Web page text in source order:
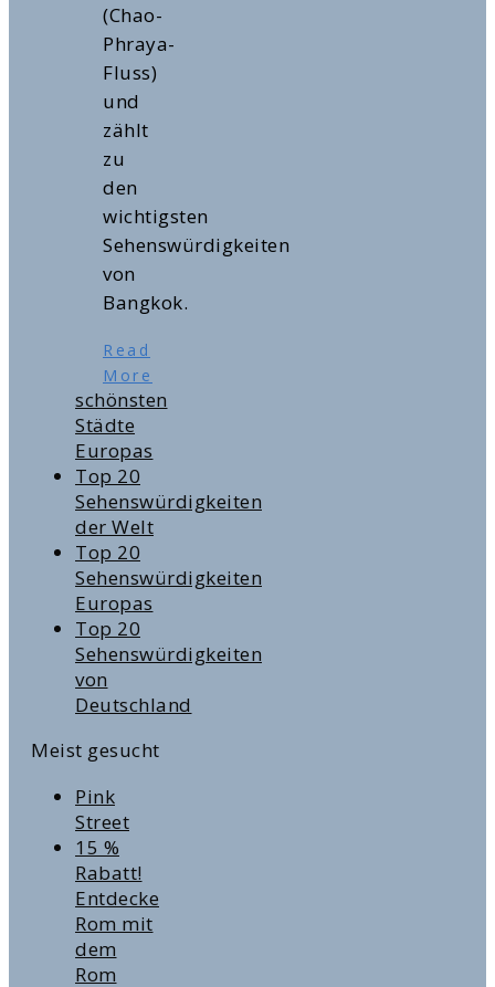
(Chao-
Phraya-
Fluss)
und
zählt
zu
den
wichtigsten
Sehenswürdigkeiten
von
Bangkok.
Read
More
schönsten
Städte
Europas
Top 20
Sehenswürdigkeiten
der Welt
Top 20
Sehenswürdigkeiten
Europas
Top 20
Sehenswürdigkeiten
von
Deutschland
Meist gesucht
Pink
Street
15 %
Rabatt!
Entdecke
Rom mit
dem
Rom